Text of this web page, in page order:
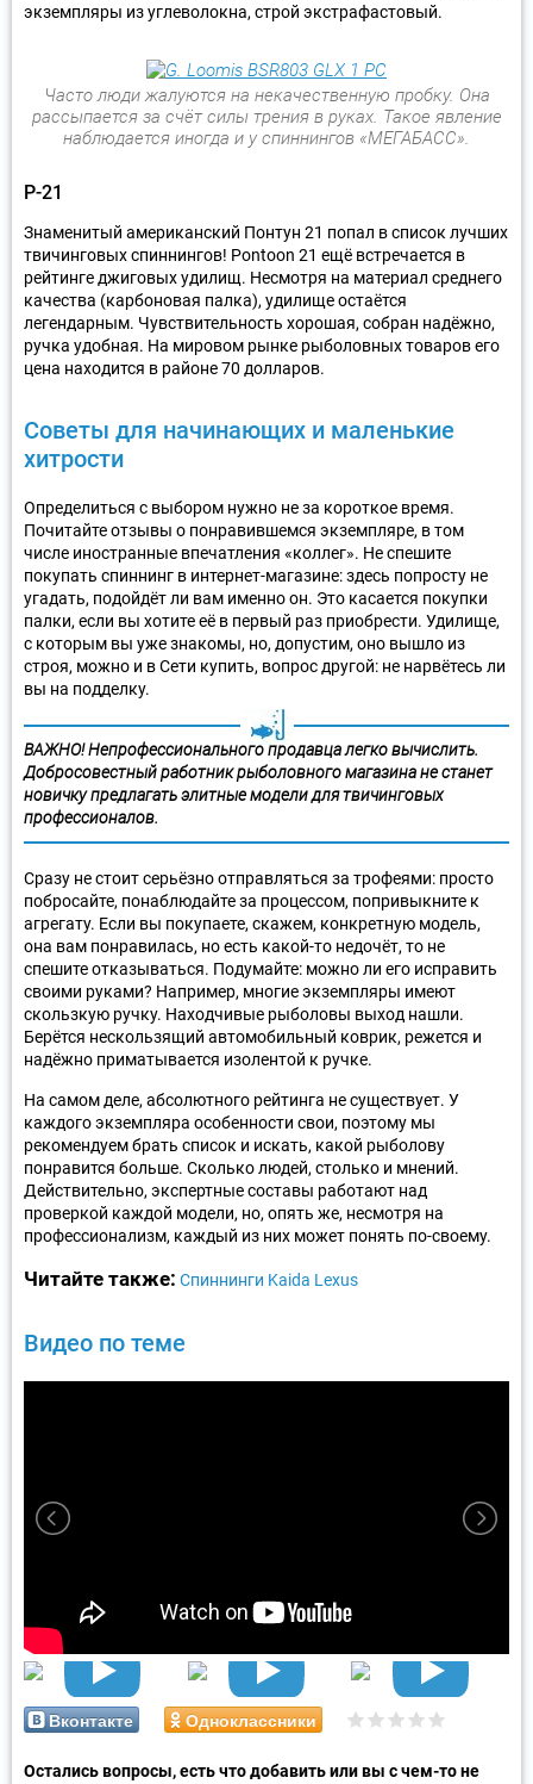
экземпляры из углеволокна, строй экстрафастовый.
Часто люди жалуются на некачественную пробку. Она
рассыпается за счёт силы трения в руках. Такое явление
наблюдается иногда и у спиннингов «МЕГАБАСС».
P-21
Знаменитый американский Понтун 21 попал в список лучших
твичинговых спиннингов! Pontoon 21 ещё встречается в
рейтинге джиговых удилищ. Несмотря на материал среднего
качества (карбоновая палка), удилище остаётся
легендарным. Чувствительность хорошая, собран надёжно,
ручка удобная. На мировом рынке рыболовных товаров его
цена находится в районе 70 долларов.
Советы для начинающих и маленькие
хитрости
Определиться с выбором нужно не за короткое время.
Почитайте отзывы о понравившемся экземпляре, в том
числе иностранные впечатления «коллег». Не спешите
покупать спиннинг в интернет-магазине: здесь попросту не
угадать, подойдёт ли вам именно он. Это касается покупки
палки, если вы хотите её в первый раз приобрести. Удилище,
с которым вы уже знакомы, но, допустим, оно вышло из
строя, можно и в Сети купить, вопрос другой: не нарвётесь ли
вы на подделку.
ВАЖНО!Непрофессионального продавца легко вычислить.
Добросовестный работник рыболовного магазина не станет
новичку предлагать элитные модели для твичинговых
профессионалов.
Сразу не стоит серьёзно отправляться за трофеями: просто
побросайте, понаблюдайте за процессом, попривыкните к
агрегату. Если вы покупаете, скажем, конкретную модель,
она вам понравилась, но есть какой-то недочёт, то не
спешите отказываться. Подумайте: можно ли его исправить
своими руками? Например, многие экземпляры имеют
скользкую ручку. Находчивые рыболовы выход нашли.
Берётся нескользящий автомобильный коврик, режется и
надёжно приматывается изолентой к ручке.
На самом деле, абсолютного рейтинга не существует. У
каждого экземпляра особенности свои, поэтому мы
рекомендуем брать список и искать, какой рыболову
понравится больше. Сколько людей, столько и мнений.
Действительно, экспертные составы работают над
проверкой каждой модели, но, опять же, несмотря на
профессионализм, каждый из них может понять по-своему.
Читайте также: Спиннинги Kaida Lexus
Видео по теме
Вконтакте Одноклассники
Остались вопросы, есть что добавить или вы с чем-то не